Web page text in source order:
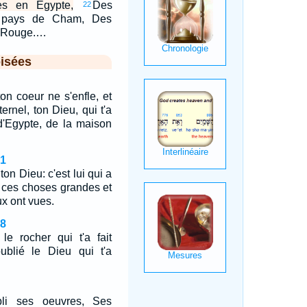
en Egypte, 22 Des
de Cham, Des
Rouge.…
coeur ne s'enfle, et
ton Dieu, qui t'a
de la maison
Dieu: c'est lui qui a
choses grandes et
ont vues.
le rocher qui t'a fait
le Dieu qui t'a
ses oeuvres, Ses